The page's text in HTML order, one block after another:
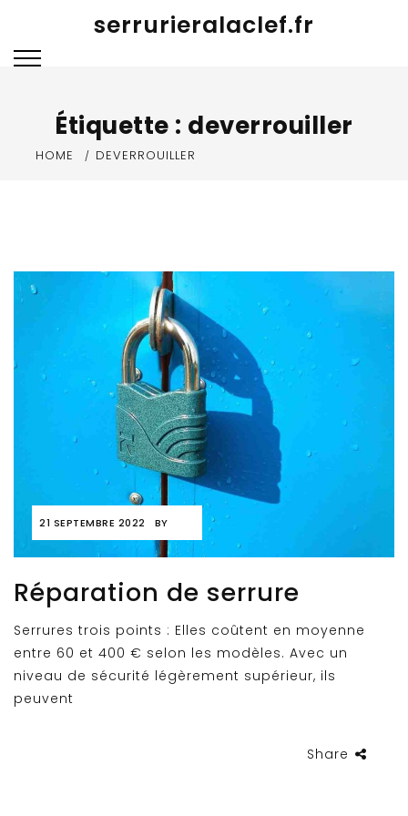
content
serrurieralaclef.fr
Étiquette : deverrouiller
HOME DEVERROUILLER
21 SEPTEMBRE 2022 BY
Réparation de serrure
Serrures trois points : Elles coûtent en moyenne
entre 60 et 400 € selon les modèles. Avec un
niveau de sécurité légèrement supérieur, ils
peuvent
Share